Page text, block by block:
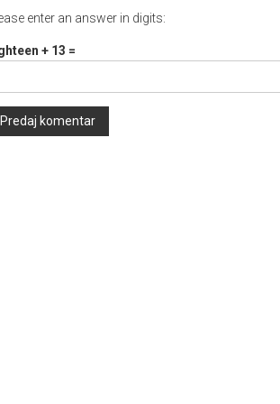
enter an answer in digits:
+ 13 =